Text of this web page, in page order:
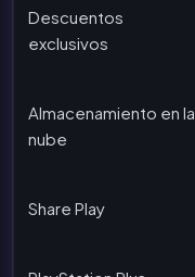
Descuentos
exclusivos
Almacenamiento en la
nube
Share Play